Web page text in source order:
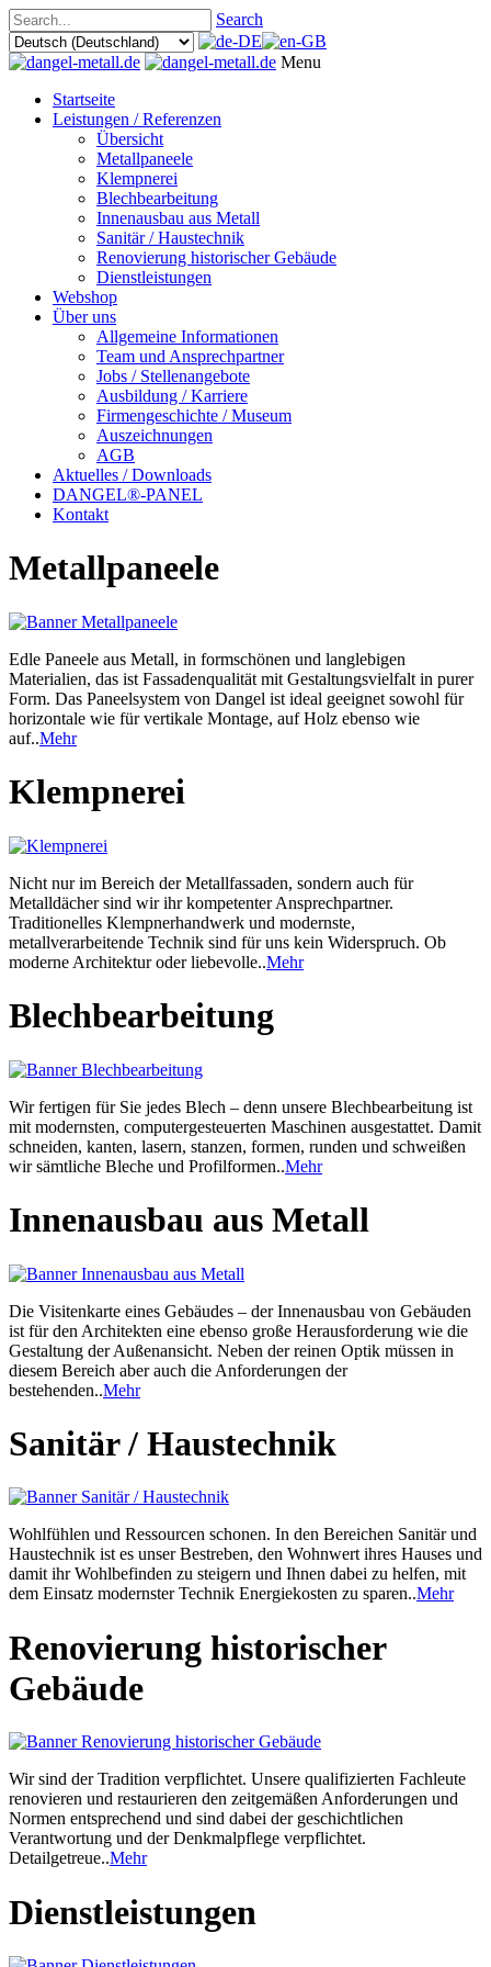
Search
Menu
Startseite
Leistungen / Referenzen
Übersicht
Metallpaneele
Klempnerei
Blechbearbeitung
Innenausbau aus Metall
Sanitär / Haustechnik
Renovierung historischer Gebäude
Dienstleistungen
Webshop
Über uns
Allgemeine Informationen
Team und Ansprechpartner
Jobs / Stellenangebote
Ausbildung / Karriere
Firmengeschichte / Museum
Auszeichnungen
AGB
Aktuelles / Downloads
DANGEL®-PANEL
Kontakt
Metallpaneele
Edle Paneele aus Metall, in formschönen und langlebigen
Materialien, das ist Fassadenqualität mit Gestaltungsvielfalt in purer
Form. Das Paneelsystem von Dangel ist ideal geeignet sowohl für
horizontale wie für vertikale Montage, auf Holz ebenso wie
auf..Mehr
Klempnerei
Nicht nur im Bereich der Metallfassaden, sondern auch für
Metalldächer sind wir ihr kompetenter Ansprechpartner.
Traditionelles Klempnerhandwerk und modernste,
metallverarbeitende Technik sind für uns kein Widerspruch. Ob
moderne Architektur oder liebevolle..Mehr
Blechbearbeitung
Wir fertigen für Sie jedes Blech – denn unsere Blechbearbeitung ist
mit modernsten, computergesteuerten Maschinen ausgestattet. Damit
schneiden, kanten, lasern, stanzen, formen, runden und schweißen
wir sämtliche Bleche und Profilformen..Mehr
Innenausbau aus Metall
Die Visitenkarte eines Gebäudes – der Innenausbau von Gebäuden
ist für den Architekten eine ebenso große Herausforderung wie die
Gestaltung der Außenansicht. Neben der reinen Optik müssen in
diesem Bereich aber auch die Anforderungen der
bestehenden..Mehr
Sanitär / Haustechnik
Wohlfühlen und Ressourcen schonen. In den Bereichen Sanitär und
Haustechnik ist es unser Bestreben, den Wohnwert ihres Hauses und
damit ihr Wohlbefinden zu steigern und Ihnen dabei zu helfen, mit
dem Einsatz modernster Technik Energiekosten zu sparen..Mehr
Renovierung historischer
Gebäude
Wir sind der Tradition verpflichtet. Unsere qualifizierten Fachleute
renovieren und restaurieren den zeitgemäßen Anforderungen und
Normen entsprechend und sind dabei der geschichtlichen
Verantwortung und der Denkmalpflege verpflichtet.
Detailgetreue..Mehr
Dienstleistungen